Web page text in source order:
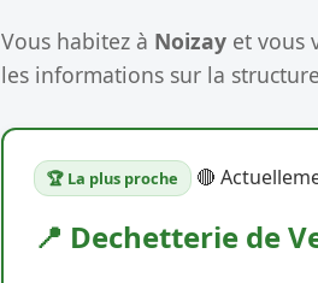
Vous habitez à Noizay et vous
les informations sur la
🏆 La plus proche 🔴
📍 Dechetterie de